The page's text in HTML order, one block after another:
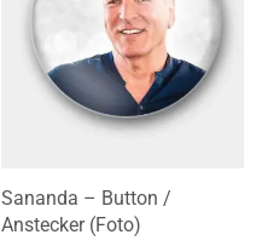
Sananda – Button /
Anstecker (Foto)